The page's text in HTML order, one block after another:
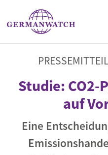
Direkt zum Inhalt
Stichwortsuche
Studie:
auf
Eine